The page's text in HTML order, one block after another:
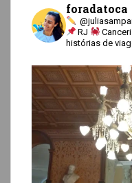
foradatoca
RJ
histórias de